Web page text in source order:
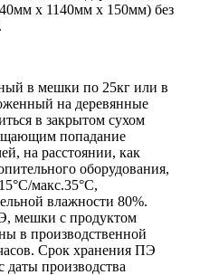
x 1140мм x 150мм) без
в мешки по 25кг или в
на деревянные
в закрытом сухом
попадание
на расстоянии, как
оборудования,
макс.35°C,
влажности 80%.
мешки с продуктом
в производственной
Срок хранения ПЭ
даты производства